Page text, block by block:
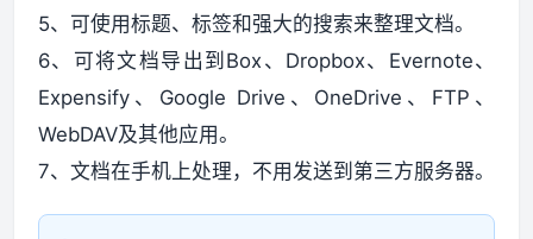
5、可使用标题、标签和强大的搜索来整理文档。
6、可将文档导出到Box、Dropbox、Evernote、
Expensify、Google Drive、OneDrive、FTP、
WebDAV及其他应用。
7、文档在手机上处理，不用发送到第三方服务器。